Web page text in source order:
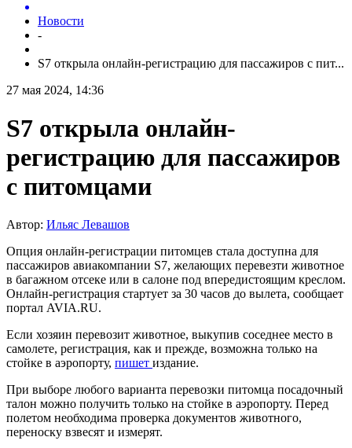
Новости
-
S7 открыла онлайн-регистрацию для пассажиров с пит...
27 мая 2024, 14:36
S7 открыла онлайн-
регистрацию для пассажиров
с питомцами
Автор: Ильяс Левашов
Опция онлайн-регистрации питомцев стала доступна для
пассажиров авиакомпании S7, желающих перевезти животное
в багажном отсеке или в салоне под впередистоящим креслом.
Онлайн-регистрация стартует за 30 часов до вылета, сообщает
портал AVIA.RU.
Если хозяин перевозит животное, выкупив соседнее место в
самолете, регистрация, как и прежде, возможна только на
стойке в аэропорту, пишет издание.
При выборе любого варианта перевозки питомца посадочный
талон можно получить только на стойке в аэропорту. Перед
полетом необходима проверка документов животного,
переноску взвесят и измерят.